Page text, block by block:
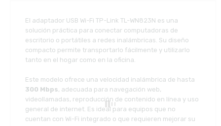
El adaptador USB Wi-Fi TP-Link TL-WN823N es una
solución práctica para conectar computadoras de
escritorio o portátiles a redes inalámbricas. Su diseño
compacto permite transportarlo fácilmente y utilizarlo
tanto en el hogar como en la oficina.
Este modelo ofrece una velocidad inalámbrica de hasta
300 Mbps, adecuada para navegación web,
videollamadas, reproducción de contenido en línea y uso
general de internet. Es ideal para equipos que no
cuentan con Wi-Fi integrado o que requieren mejorar su